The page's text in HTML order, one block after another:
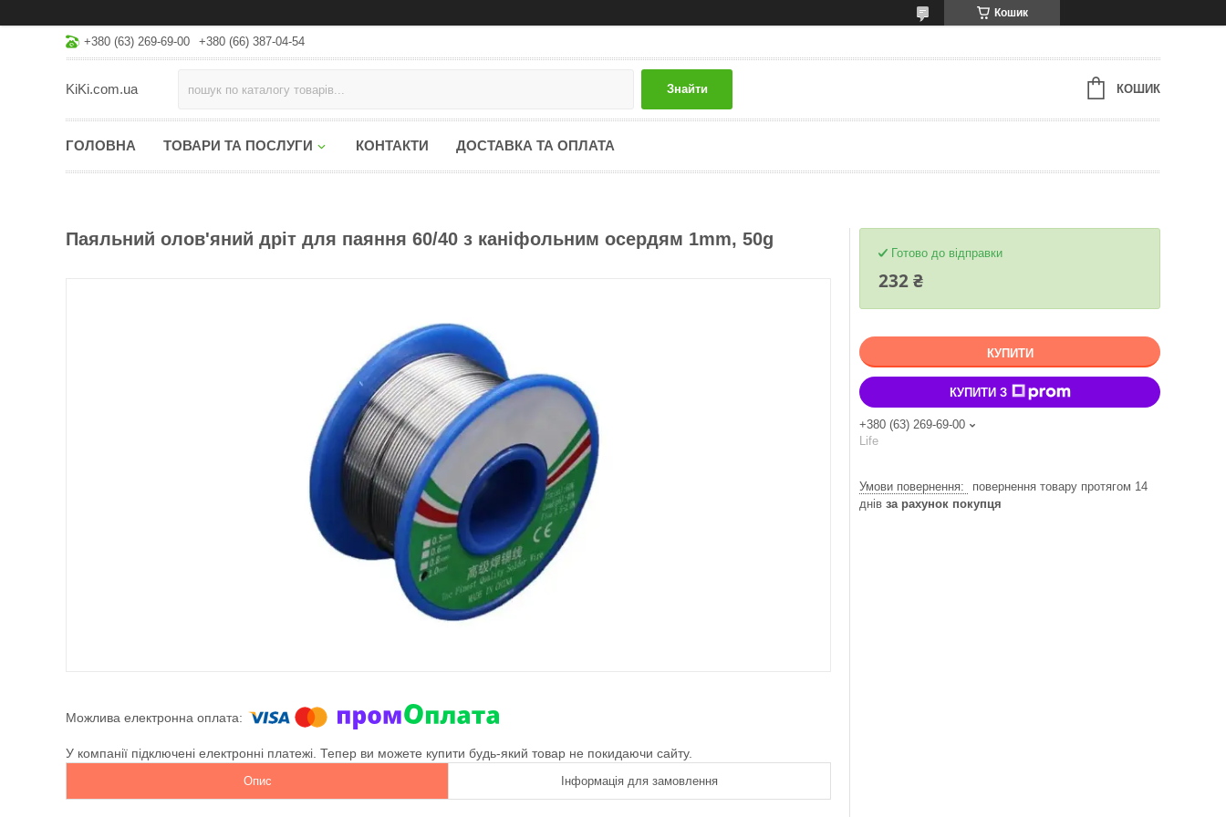
Кошик
+380 (63) 269-69-00 +380 (66) 387-04-54
KiKi.com.ua Знайти КОШИК
ГОЛОВНА ТОВАРИ ТА ПОСЛУГИ КОНТАКТИ ДОСТАВКА ТА ОПЛАТА
Паяльний олов'яний дріт для паяння 60/40 з каніфольним осердям 1mm, 50g
У компанії підключені електронні платежі. Тепер ви можете купити будь-який товар не покидаючи сайту.
Опис Інформація для замовлення
Готово до відправки
232 ₴
КУПИТИ
КУПИТИ З
+380 (63) 269-69-00
Life
повернення товару протягом 14
днів за рахунок покупця